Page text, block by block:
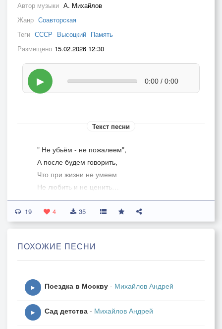
Автор музыки А. Михайлов
Жанр Соавторская
Теги СССР Высоцкий Память
Размещено 15.02.2026 12:30
▶ 0:00 / 0:00
Текст песни
" Не убьём - не пожалеем",
А после будем говорить,
Что при жизни не умеем
Не любить и не ценить…
Когда время спрячет когти -
Дифирамбы запоём,
И пророком признаем…
Нет! Ату его! Нельзя!
В кабинете втихаря
19 4 35
ПОХОЖИЕ ПЕСНИ
▶ Поездка в Москву - Михайлов Андрей
▶ Сад детства - Михайлов Андрей